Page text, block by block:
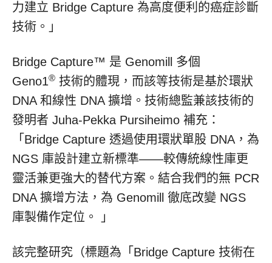
力建立 Bridge Capture 為高度便利的癌症診斷
技術。」
Bridge Capture™ 是 Genomill 多個
Geno1® 技術的體現，而該等技術是基於環狀
DNA 和線性 DNA 擴增。技術總監兼該技術的
發明者 Juha-Pekka Pursiheimo 補充：
「Bridge Capture 透過使用環狀單股 DNA，為
NGS 庫設計建立新標準——較傳統線性庫更
靈活兼更強大的替代方案。結合我們的無 PCR
DNA 擴增方法，為 Genomill 徹底改變 NGS
庫製備作定位。 」
該完整研究（標題為「Bridge Capture 技術在